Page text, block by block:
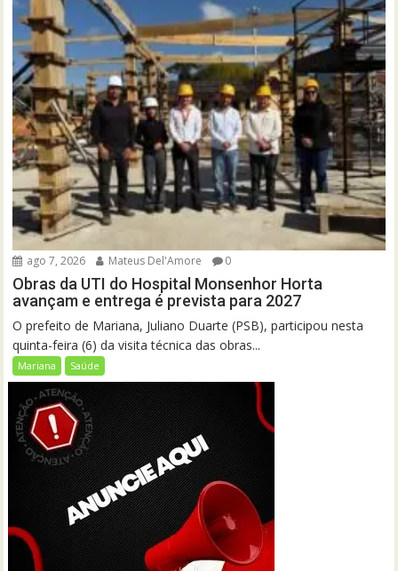
ago 7, 2026 Mateus Del'Amore 0
Obras da UTI do Hospital Monsenhor Horta
avançam e entrega é prevista para 2027
O prefeito de Mariana, Juliano Duarte (PSB), participou nesta
quinta-feira (6) da visita técnica das obras...
Mariana Saúde